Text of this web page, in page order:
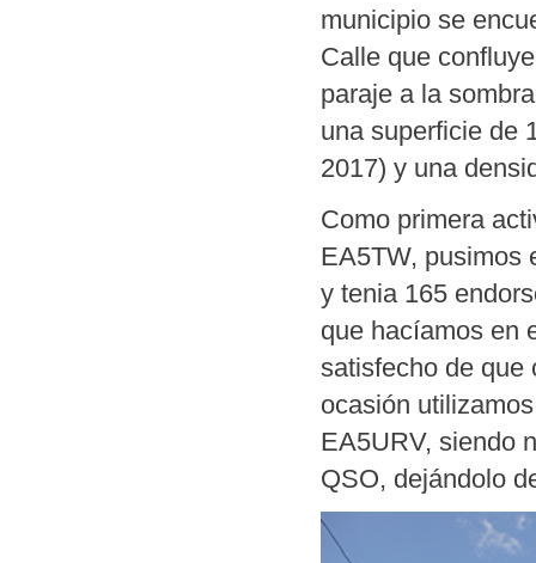
municipio se
Calle que
paraje a la
una superficie de
2017) y una
Como primera
EA5TW, pusimos
y tenia 165
que hacíamos en
satisfecho de que
ocasión
EA5URV, siendo
QSO, dejándolo